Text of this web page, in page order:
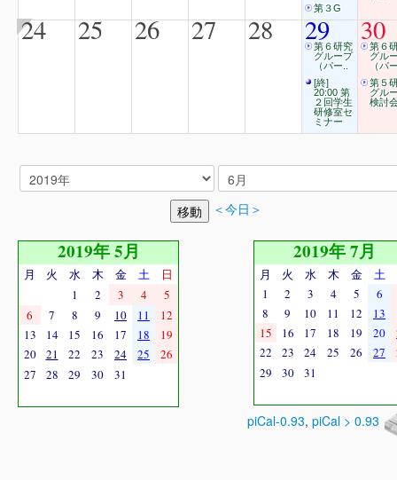
第３G
24 25 26 27 28 29
第６研究
グループ
（パー..
[終]
20:00 第
２回学生
研修室セ
ミナー
30
第６
グル
（パ
第５
グル
検討
＜今日＞
2019年 5月
月 火 水 木 金 土
日
1
2 3 4
5
6
7 8 9 10 11
12
13
14 15 16 17 18
19
20
21 22 23 24 25
26
27
28 29 30 31
2019年 7月
月 火 水 木 金 土
1
2 3 4 5
6
8
9 10 11 12 13
15
16 17 18 19 20
22
23 24 25 26 27
29
30 31
piCal-0.93, piCal > 0.93